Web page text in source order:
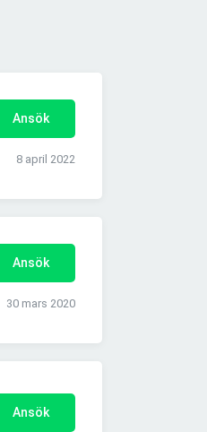
Ansök
8 april 2022
Ansök
30 mars 2020
Ansök